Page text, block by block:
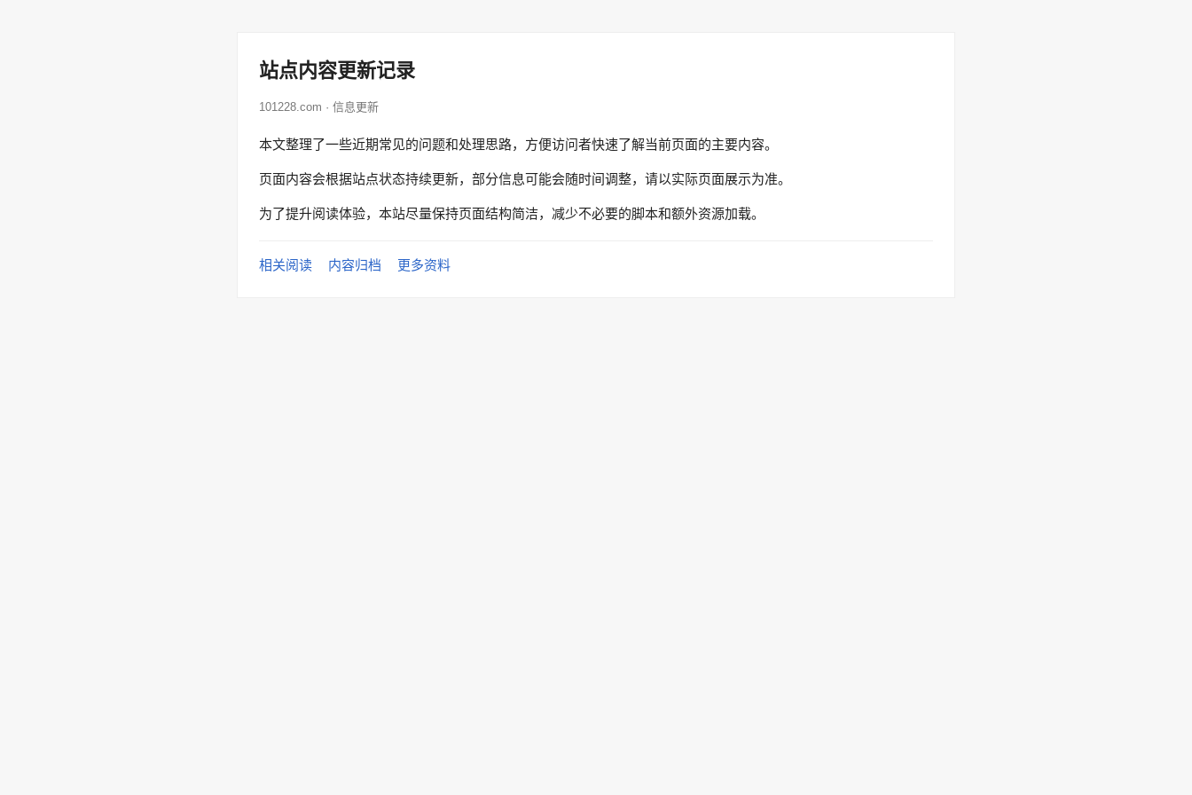
站点内容更新记录
101228.com · 信息更新
本文整理了一些近期常见的问题和处理思路，方便访问者快速了解当前页面的主要内容。
页面内容会根据站点状态持续更新，部分信息可能会随时间调整，请以实际页面展示为准。
为了提升阅读体验，本站尽量保持页面结构简洁，减少不必要的脚本和额外资源加载。
相关阅读 内容归档 更多资料